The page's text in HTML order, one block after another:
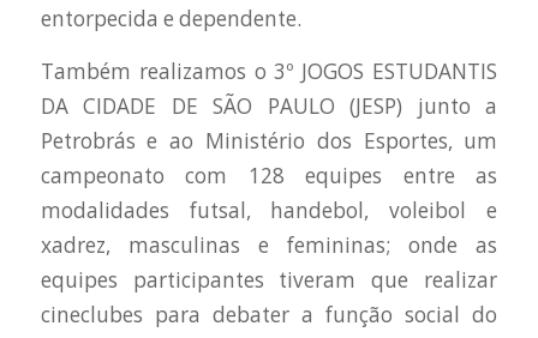
entorpecida e dependente.
Também realizamos o 3º JOGOS ESTUDANTIS
DA CIDADE DE SÃO PAULO (JESP) junto a
Petrobrás e ao Ministério dos Esportes, um
campeonato com 128 equipes entre as
modalidades futsal, handebol, voleibol e
xadrez, masculinas e femininas; onde as
equipes participantes tiveram que realizar
cineclubes para debater a função social do